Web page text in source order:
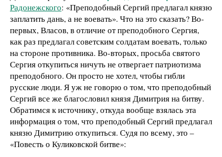
Радонежского: «Преподобный Сергий предлагал князю
заплатить дань, а не воевать». Что на это сказать? Во-
первых, Власов, в отличие от преподобного Сергия,
как раз предлагал советским солдатам воевать, только
на стороне противника. Во-вторых, просьба святого
Сергия откупиться ничуть не отвергает патриотизма
преподобного. Он просто не хотел, чтобы гибли
русские люди. Я уж не говорю о том, что преподобный
Сергий все же благословил князя Димитрия на битву.
Обратимся к источнику, откуда вообще взялась эта
информация о том, что преподобный Сергий предлагал
князю Димитрию откупиться. Судя по всему, это –
«Повесть о Куликовской битве»: